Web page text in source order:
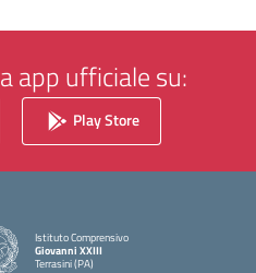
app ufficiale su:
Play Store
Istituto Comprensivo
Giovanni XXIII
Terrasini (PA)